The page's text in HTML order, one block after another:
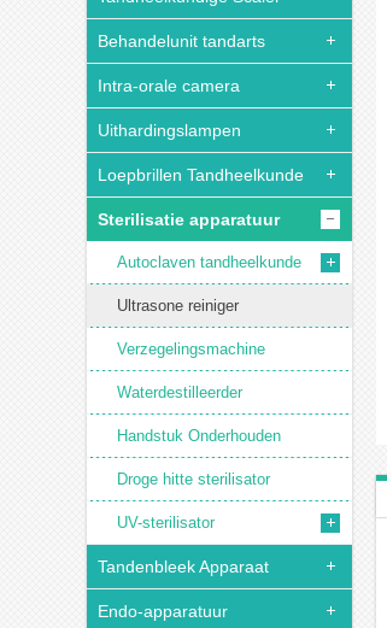
Behandelunit tandarts
Intra-orale camera
Uithardingslampen
Loepbrillen Tandheelkunde
Sterilisatie apparatuur
Autoclaven tandheelkunde
Ultrasone reiniger
Verzegelingsmachine
Waterdestilleerder
Handstuk Onderhouden
Droge hitte sterilisator
UV-sterilisator
Tandenbleek Apparaat
Endo-apparatuur